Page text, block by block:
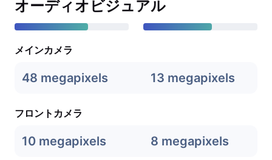
オーディオビジュアル
メインカメラ
48 megapixels 13 megapixels
フロントカメラ
10 megapixels 8 megapixels